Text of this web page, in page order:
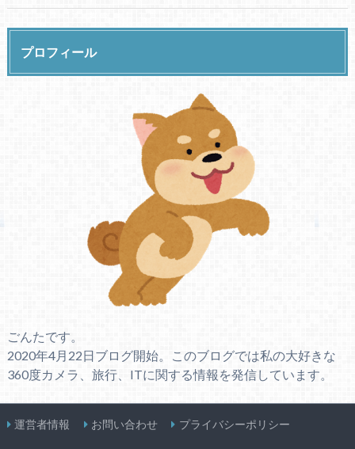
プロフィール
ごんたです。
2020年4月22日ブログ開始。このブログでは私の大好きな
360度カメラ、旅行、ITに関する情報を発信しています。
運営者情報 お問い合わせ プライバシーポリシー